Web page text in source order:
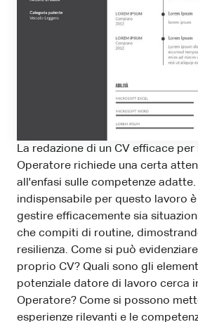
La redazione di un CV efficace
Operatore richiede una certa
all'enfasi sulle competenze adatte.
indispensabile per questo lavoro
gestire efficacemente sia
che compiti di routine,
resilienza. Come si può
proprio CV? Quali sono gli
potenziale datore di lavoro cerca
Operatore? Come si possono
esperienze rilevanti e le